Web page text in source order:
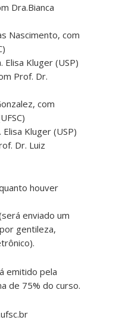
Dra.Bianca
Nascimento, com
Kluger (USP)
Prof. Dr.
com
Kluger (USP)
Dr. Luiz
houver
enviado um
gentileza,
emitido pela
de 75% do curso.